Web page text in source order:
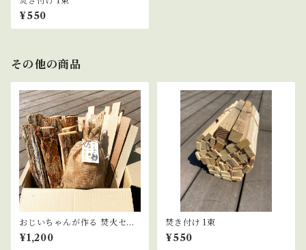
¥550
その他の商品
おじいちゃんが作る 焚火セッ
ト
¥1,200
焚き付け 1束
¥550